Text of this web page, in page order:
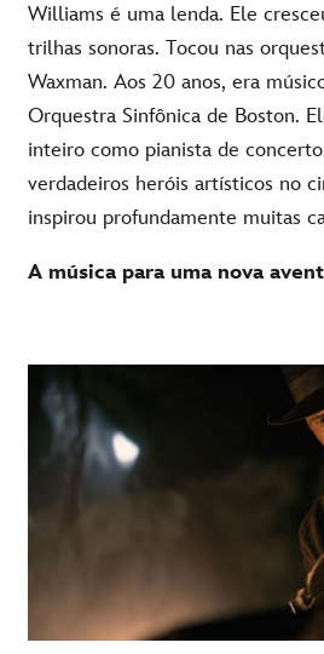
Williams é uma lenda. Ele
trilhas sonoras. Tocou nas
Waxman. Aos 20 anos, era
Orquestra Sinfônica de Boston.
inteiro como pianista de
verdadeiros heróis artísticos no
inspirou profundamente muitas
A música para uma nova